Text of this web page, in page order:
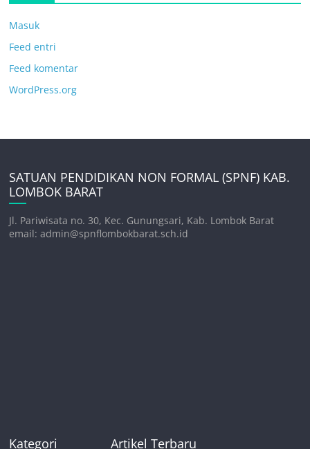
Masuk
Feed entri
Feed komentar
WordPress.org
SATUAN PENDIDIKAN NON FORMAL (SPNF) KAB.
LOMBOK BARAT
Jl. Pariwisata no. 30, Kec. Gunungsari, Kab. Lombok Barat
email: admin@spnflombokbarat.sch.id
Kategori Artikel Terbaru